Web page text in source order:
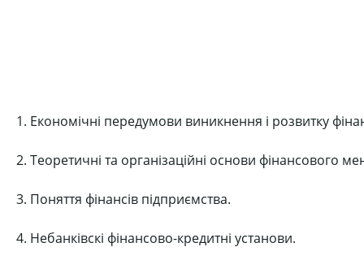
1. Економічні передумови виникнення і розвитку
2. Теоретичні та організаційні основи фінансового
3. Поняття фінансів підприємства.
4. Небанківскі фінансово-кредитні установи.